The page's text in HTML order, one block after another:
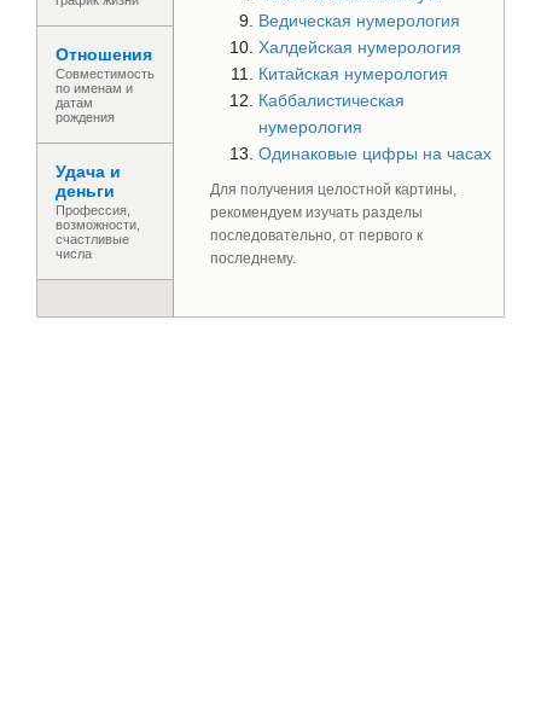
Отношения
Совместимость
по именам и
датам
рождения
Удача и
деньги
Профессия,
возможности,
счастливые
числа
Ведическая нумерология
Халдейская нумерология
Китайская нумерология
Каббалистическая
нумерология
Одинаковые цифры на часах
Для получения целостной картины,
рекомендуем изучать разделы
последовательно, от первого к
последнему.